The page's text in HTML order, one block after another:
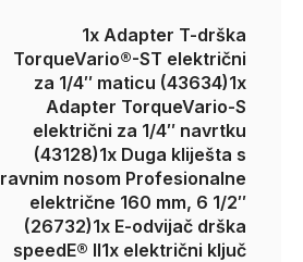
1x Adapter T-drška
TorqueVario®-ST električni
za 1/4″ maticu (43634)1x
Adapter TorqueVario-S
električni za 1/4″ navrtku
(43128)1x Duga kliješta s
ravnim nosom Profesionalne
električne 160 mm, 6 1/2″
(26732)1x E-odvijač drška
speedE® II1x električni ključ